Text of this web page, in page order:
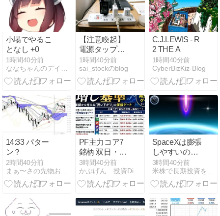
小場でやるこ
となし +0
1時間40分前
【注意喚起】
電源タップの
寿命の目安は
3〜5年です
1時間40分前
sai_stockのblog
C.J.LEWIS - R
2 THE A
1時間40分前
CyberBizKiz-Blog
14:33 パター
ン？
2時間40分前
PF主力コア7
銘柄 双日・神
戸製鋼・THK
など｜決算と
業績から考え
り」の価格ゲ
ート
3時間40分前
SpaceXは膨張
しやすいの
か？
3時間40分前